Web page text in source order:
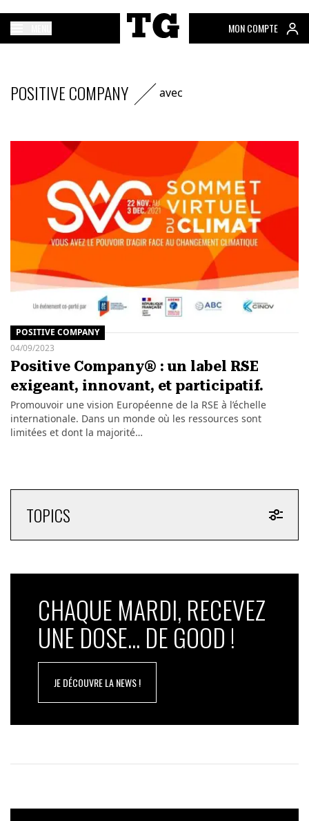
MON COMPTE
POSITIVE COMPANY avec
POSITIVE COMPANY
04/09/2023
Positive Company® : un label RSE
exigeant, innovant, et participatif.
Promouvoir une vision Européenne de la RSE à l’échelle
internationale. Dans un monde où les ressources sont
limitées et dont la majorité…
TOPICS
CHAQUE MARDI, RECEVEZ
UNE DOSE... DE GOOD !
JE DÉCOUVRE LA NEWS !